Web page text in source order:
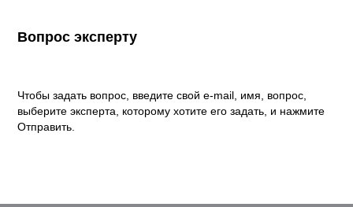
Вопрос эксперту
Чтобы задать вопрос, введите свой e-mail, имя, вопрос,
выберите эксперта, которому хотите его задать, и нажмите
Отправить.